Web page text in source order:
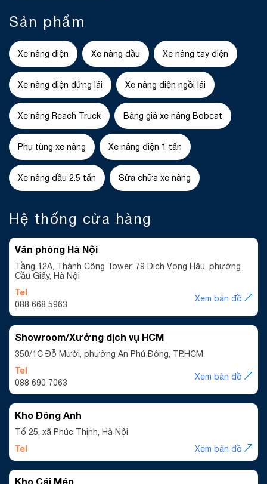
Sản phẩm
Xe nâng điện Xe nâng dầu Xe nâng tay điện
Xe nâng điện đứng lái Xe nâng điện ngồi lái
Xe nâng Reach Truck Bảng giá xe nâng Bobcat
Phụ tùng xe nâng Xe nâng điện 1 tấn
Xe nâng dầu 2.5 tấn Sửa chữa xe nâng
Hệ thống cửa hàng
Văn phòng Hà Nội
Tầng 12A, Thành Công Tower, 79 Dịch Vọng Hậu, phường
Cầu Giấy, Hà Nội
Tel
088 668 5963
Xem bản đồ
Showroom/Xưởng dịch vụ HCM
350/1C Đỗ Mười, phường An Phú Đông, TP.HCM
Tel
088 690 7063
Xem bản đồ
Kho Đông Anh
Tổ 25, xã Phúc Thịnh, Hà Nội
Tel Xem bản đồ
Kho Cái Mép